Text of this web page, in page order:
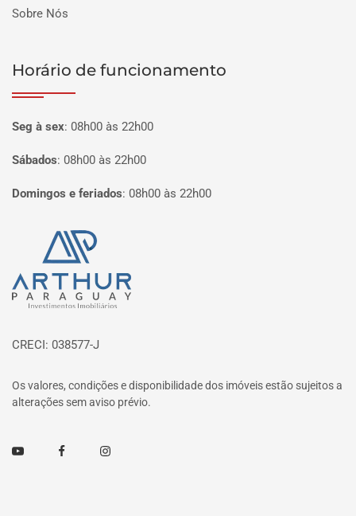
Sobre Nós
Horário de funcionamento
Seg à sex: 08h00 às 22h00
Sábados: 08h00 às 22h00
Domingos e feriados: 08h00 às 22h00
Página inicial
CRECI: 038577-J
Os valores, condições e disponibilidade dos imóveis estão sujeitos a
alterações sem aviso prévio.
Youtube FacebookInstagram